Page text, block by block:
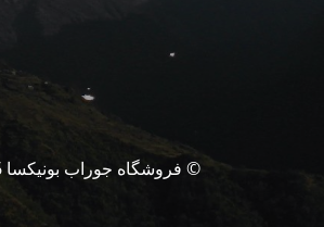
© فروشگاه جوراب بونیکسا 2026